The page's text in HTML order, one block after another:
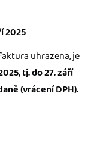
2025
uhrazena, je
tj. do 27. září
(vrácení DPH).